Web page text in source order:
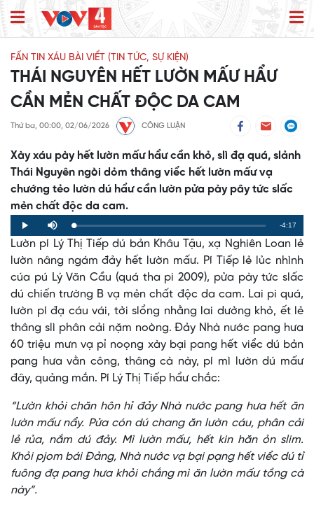
FẤN TIN XÁU BÀI VIỂT (TIN TỨC, SỰ KIỆN)
THÁI NGUYÊN HẾT LƯỜN MẤƯ HẨƯ
CẦN MẺN CHẤT ĐỘC DA CAM
Thứ ba, 00:00, 02/06/2026 CÔNG LUẬN
Xày xáu pày hết lườn mấư hẩư cần khỏ, slì đạ quá, slảnh
Thái Nguyên ngòi dỏm thâng viểc hết lườn mấư vạ
chướng tẻo lườn dú hẩư cần lườn pửa pày pây tức slấc
mẻn chất độc da cam.
Play Mute Loaded:
0%
Progress:
0%
Remaining
Time
-4:17
Lườn pí Lý Thị Tiếp dú bản Khâu Tậu, xạ Nghiên Loan lẻ
lườn nâng ngám đảy hết lườn mấư. Pí Tiếp lẻ lủc nhình
cúa pú Lý Văn Cầu (quá tha pi 2009), pửa pày tức slấc
dú chiến trường B vạ mẻn chất độc da cam. Lai pi quá,
lườn pí đạ cáu vái, tởi slổng nhằng lai dưởng khỏ, ết lẻ
thâng slì phân cải nặm noòng. Đảy Nhà nước pang hưa
60 triệu mưn vạ pỉ noọng xày bại pang hết viểc dú bản
pang hưa vằn công, thâng cà này, pí mì lườn dú mấư
đây, quảng mắn. Pí Lý Thị Tiếp hẩư chắc:
“Lườn khỏi chăn hôn hỉ đảy Nhà nước pang hưa hết ăn
lườn mấư nẩy. Pửa cón dú chang ăn lườn cáu, phân cải
lẻ rủa, nắm dú đảy. Mì lườn mấư, hết kin hăn ỏn slim.
Khỏi pjom bái Đảng, Nhà nước vạ bại pạng hết viểc dú tỉ
fuông đạ pang hưa khỏi chắng mì ăn lườn mấư tồng cà
này”.